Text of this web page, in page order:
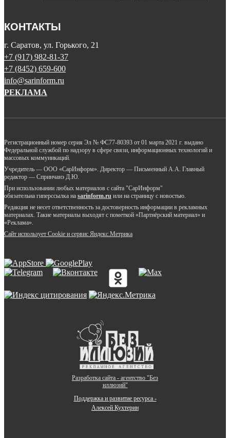
КОНТАКТЫ
г. Саратов, ул. Горького, 21
+7 (917) 982-81-37
+7 (8452) 659-600
info@sarinform.ru
РЕКЛАМА
Регистрационный номер серия Эл № ФС77-80393 от 01 марта 2021 г. выдано
Федеральной службой по надзору в сфере связи, информационных технологий и
массовых коммуникаций.
Учредитель — ООО «СарИнформ». Директор — Письменный А.А. Главный
редактор — Спринчанэ Д.Ю.
При использовании любых материалов с сайта "СарИнформ"
обязательна гиперссылка на sarinform.ru или на страницу с новостью.
Редакция не несет ответственность за достоверность информации в рекламных
материалах. Такие материалы выходят с пометкой «Партнёрский материал» и
«Реклама».
Сайт использует Cookie и сервиc Яндекс.Метрика
Разработка сайта - агентство "Без
иллюзий"
Поддержка и развитие ресурса -
Алексей Кухтерин